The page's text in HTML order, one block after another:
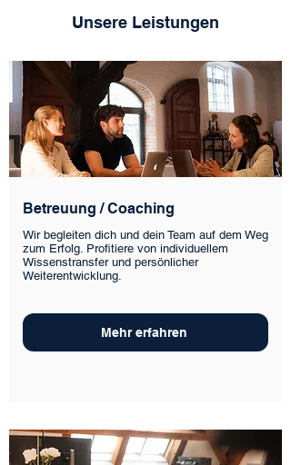
Unsere Leistungen
Betreuung / Coaching
Wir begleiten dich und dein Team auf dem Weg
zum Erfolg. Profitiere von individuellem
Wissenstransfer und persönlicher
Weiterentwicklung.
Mehr erfahren